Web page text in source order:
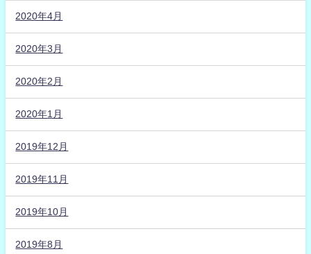
2020年4月
2020年3月
2020年2月
2020年1月
2019年12月
2019年11月
2019年10月
2019年8月